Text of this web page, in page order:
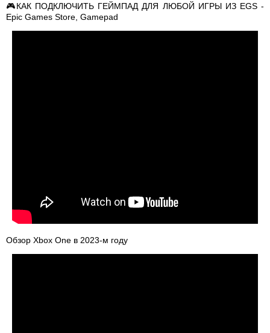
🎮КАК ПОДКЛЮЧИТЬ ГЕЙМПАД ДЛЯ ЛЮБОЙ ИГРЫ ИЗ EGS -
Epic Games Store, Gamepad
Обзор Xbox One в 2023-м году